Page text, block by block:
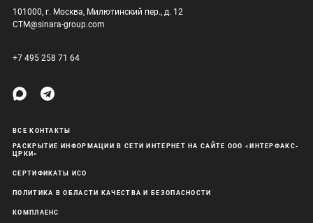
101000, г. Москва, Милютинский пер., д. 12
CTM@sinara-group.com
+7 495 258 71 64
ВСЕ КОНТАКТЫ
РАСКРЫТИЕ ИНФОРМАЦИИ В СЕТИ ИНТЕРНЕТ НА САЙТЕ ООО «ИНТЕРФАКС-
ЦРКИ»
СЕРТИФИКАТЫ ИСО
ПОЛИТИКА В ОБЛАСТИ КАЧЕСТВА И БЕЗОПАСНОСТИ
КОМПЛАЕНС